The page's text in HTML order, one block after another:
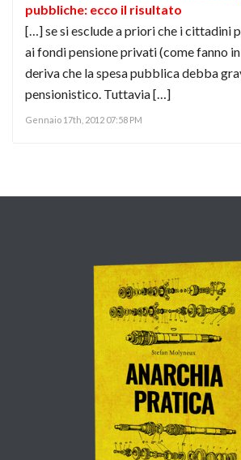
pubbliche: ecco il risultato
[…] se si esclude a priori che i cittadini
ai fondi pensione privati (come fanno
deriva che la spesa pubblica debba
pensionistico. Tuttavia […]
Gennaio 17th, 2012 07:58 PM